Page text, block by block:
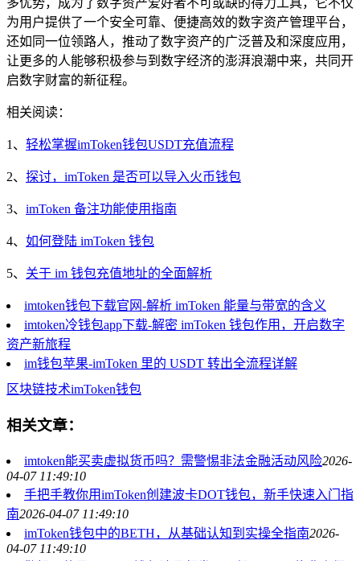
多优势，成为了数字资产爱好者不可或缺的得力工具，它不仅
为用户提供了一个安全可靠、便捷高效的数字资产管理平台，
还如同一位领路人，推动了数字资产的广泛普及和深度应用，
让更多的人能够积极参与到数字经济的澎湃浪潮中来，共同开
启数字财富的新征程。
相关阅读：
1、 轻松掌握imToken钱包USDT充值流程
2、 探讨，imToken 是否可以导入火币钱包
3、 imToken 备注功能使用指南
4、 如何登陆 imToken 钱包
5、 关于 im 钱包充值地址的全面解析
imtoken钱包下载官网-解析 imToken 能量与带宽的含义
imtoken冷钱包app下载-解密 imToken 钱包作用，开启数字
资产新旅程
im钱包苹果-imToken 里的 USDT 转出全流程详解
区块链技术imToken钱包
相关文章：
imtoken能买卖虚拟货币吗？需警惕非法金融活动风险2026-
04-07 11:49:10
手把手教你用imToken创建波卡DOT钱包，新手快速入门指
南2026-04-07 11:49:10
imToken钱包中的BETH，从基础认知到实操全指南2026-
04-07 11:49:10